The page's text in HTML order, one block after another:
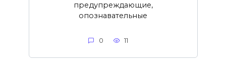
предупреждающие,
опознавательные
0 11